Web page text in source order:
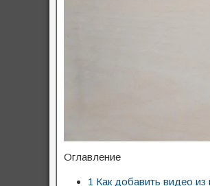
Оглавление
1 Как добавить видео из